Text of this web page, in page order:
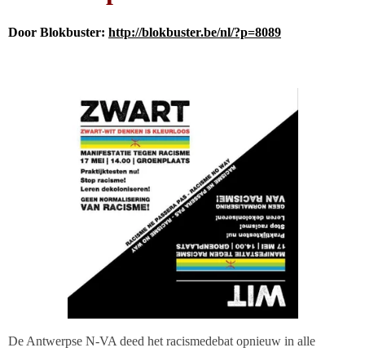
Door Blokbuster: http://blokbuster.be/nl/?p=8089
De Antwerpse N-VA deed het racismedebat opnieuw in alle